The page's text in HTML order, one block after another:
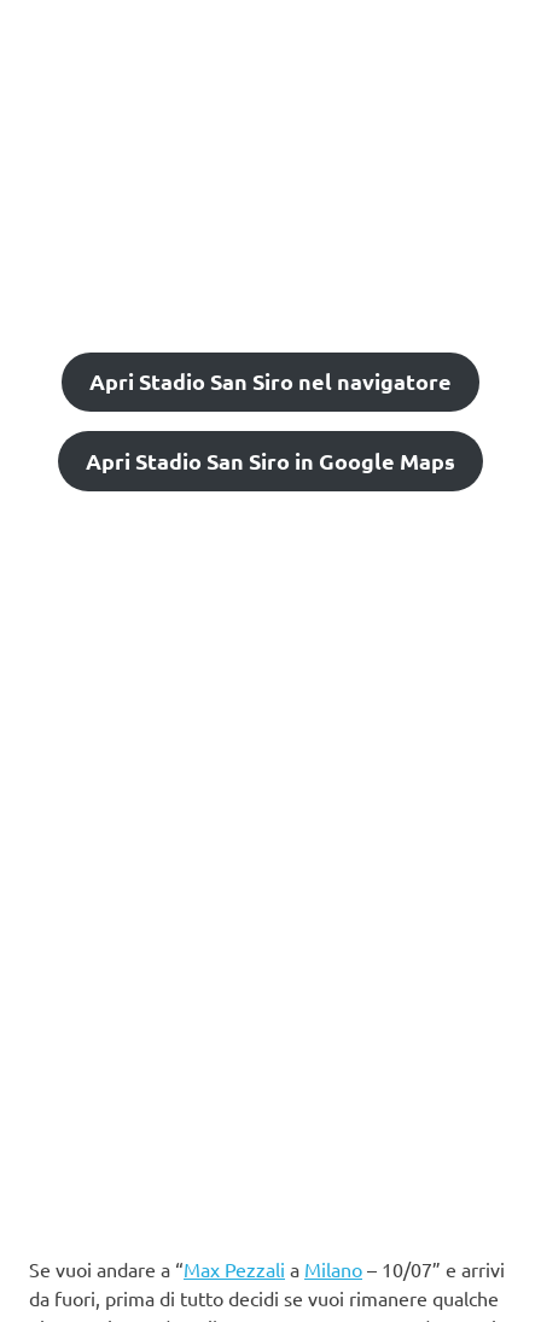
Apri Stadio San Siro nel navigatore
Apri Stadio San Siro in Google Maps
Se vuoi andare a “Max Pezzali a Milano – 10/07” e arrivi
da fuori, prima di tutto decidi se vuoi rimanere qualche